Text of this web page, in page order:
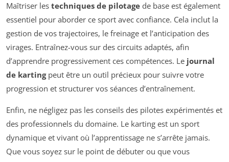
Maîtriser les techniques de pilotage de base est également
essentiel pour aborder ce sport avec confiance. Cela inclut la
gestion de vos trajectoires, le freinage et l’anticipation des
virages. Entraînez-vous sur des circuits adaptés, afin
d’apprendre progressivement ces compétences. Le journal
de kartingpeut être un outil précieux pour suivre votre
progression et structurer vos séances d’entraînement.
Enfin, ne négligez pas les conseils des pilotes expérimentés et
des professionnels du domaine. Le karting est un sport
dynamique et vivant où l’apprentissage ne s’arrête jamais.
Que vous soyez sur le point de débuter ou que vous